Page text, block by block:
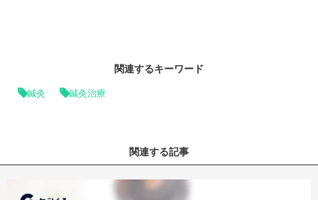
関連するキーワード
鍼灸 鍼灸治療
関連する記事